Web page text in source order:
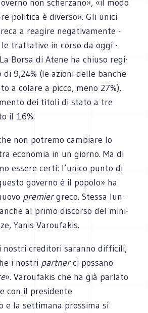
non scher­zano», «il modo
poli­tica è diverso». Gli unici
a rea­gire nega­ti­va­mente -
trat­ta­tive in corso da oggi -
Borsa di Atene ha chiuso regi­
9,24% (le azioni delle ban­che
a colare a picco, meno 27%),
dei titoli di stato a tre
il 16%.
non potremo cam­biare lo
eco­no­mia in un giorno. Ma di
essere certi: l’unico punto di
governo é il popolo» ha
pre­miergreco. Stessa lun­
al primo discorso del mini­
Yanis Varoufakis.
nostri cre­di­tori saranno dif­fi­cili,
i nostri part­nerci pos­sano
». Varou­fa­kis che ha già par­lato
con il pre­si­dente
e la set­ti­mana pros­sima si